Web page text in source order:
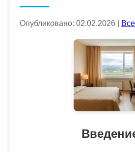
Опубликовано: 02.02.2026 |